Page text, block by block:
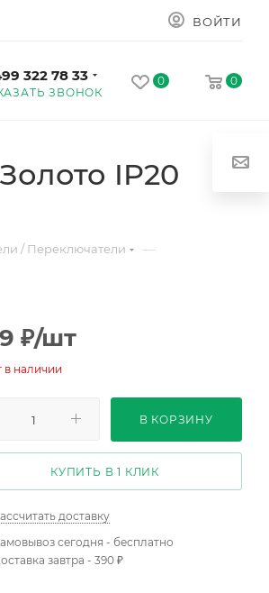
ВОЙТИ
322 78 33
ЗВОНОК
0 0
IP20
/ Переключатели —
₽/шт
в наличии
В КОРЗИНУ
КУПИТЬ В 1 КЛИК
доставку
сегодня - бесплатно
завтра - 390 ₽